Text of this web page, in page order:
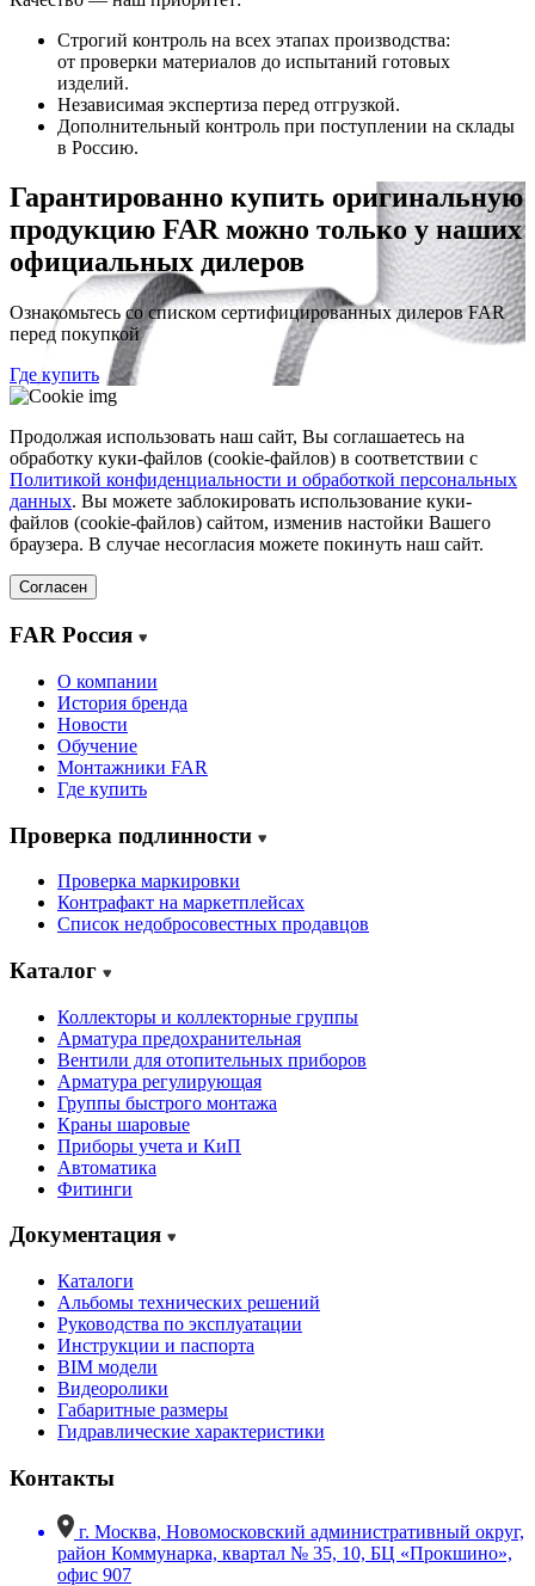
Строгий контроль на всех этапах производства:
от проверки материалов до испытаний готовых
изделий.
Независимая экспертиза перед отгрузкой.
Дополнительный контроль при поступлении на склады
в Россию.
Гарантированно купить оригинальную
продукцию FAR можно только у наших
официальных дилеров
Ознакомьтесь со списком сертифицированных дилеров FAR
перед покупкой
Где купить
Продолжая использовать наш сайт, Вы соглашаетесь на
обработку куки-файлов (cookie-файлов) в соответствии с
Политикой конфиденциальности и обработкой персональных
данных. Вы можете заблокировать использование куки-
файлов (cookie-файлов) сайтом, изменив настойки Вашего
браузера. В случае несогласия можете покинуть наш сайт.
Согласен
FAR Россия
О компании
История бренда
Новости
Обучение
Монтажники FAR
Где купить
Проверка подлинности
Проверка маркировки
Контрафакт на маркетплейсах
Cписок недобросовестных продавцов
Каталог
Коллекторы и коллекторные группы
Арматура предохранительная
Вентили для отопительных приборов
Арматура регулирующая
Группы быстрого монтажа
Краны шаровые
Приборы учета и КиП
Автоматика
Фитинги
Документация
Каталоги
Альбомы технических решений
Руководства по эксплуатации
Инструкции и паспорта
BIM модели
Видеоролики
Габаритные размеры
Гидравлические характеристики
Контакты
г. Москва, Новомосковский административный округ,
район Коммунарка, квартал № 35, 10, БЦ «Прокшино»,
офис 907